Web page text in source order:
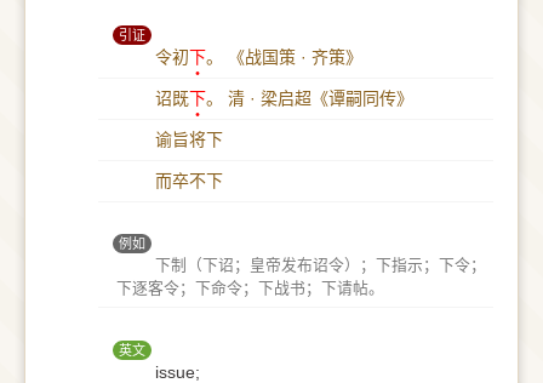
引证
令初下。 《战国策 · 齐策》
诏既下。 清 · 梁启超《谭嗣同传》
谕旨将下
而卒不下
例如
下制（下诏；皇帝发布诏令）；下指示；下令；
下逐客令；下命令；下战书；下请帖。
英文
issue;